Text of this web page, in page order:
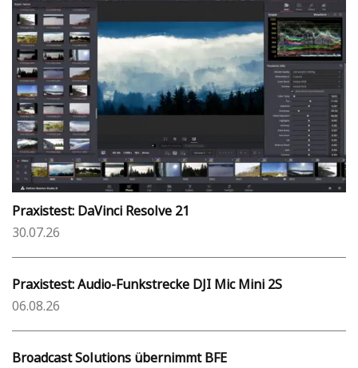
Praxistest: DaVinci Resolve 21
30.07.26
Praxistest: Audio-Funkstrecke DJI Mic Mini 2S
06.08.26
Broadcast Solutions übernimmt BFE